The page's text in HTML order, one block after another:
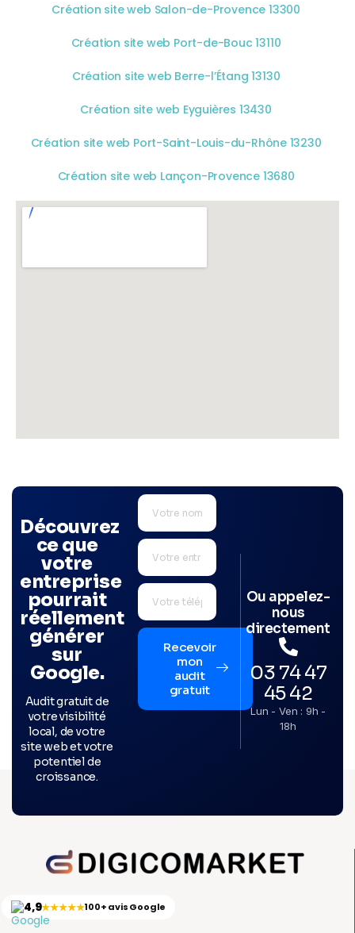
Création site web Salon-de-Provence 13300
Création site web Port-de-Bouc 13110
Création site web Berre-l’Étang 13130
Création site web Eyguières 13430
Création site web Port-Saint-Louis-du-Rhône 13230
Création site web Lançon-Provence 13680
Découvrez
ce que
votre
entreprise
pourrait
réellement
générer
sur
Google.
Audit gratuit de
votre visibilité
local, de votre
site web et votre
potentiel de
croissance.
Recevoir
mon
audit
gratuit
Ou appelez-
nous
directement
03 74 47
45 42
Lun - Ven : 9h -
18h
4,9★★★★★100+ avis Google